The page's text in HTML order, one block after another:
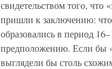
свидетельством того, что
пришли к заключению: что
образовались в период
предположению. Если бы
выглядели бы столь